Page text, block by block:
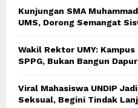
Kunjungan SMA
UMS, Dorong Semangat
Wakil Rektor UMY:
SPPG, Bukan Bangun Dapur
Viral Mahasiswa UNDIP
Seksual, Begini Tindak